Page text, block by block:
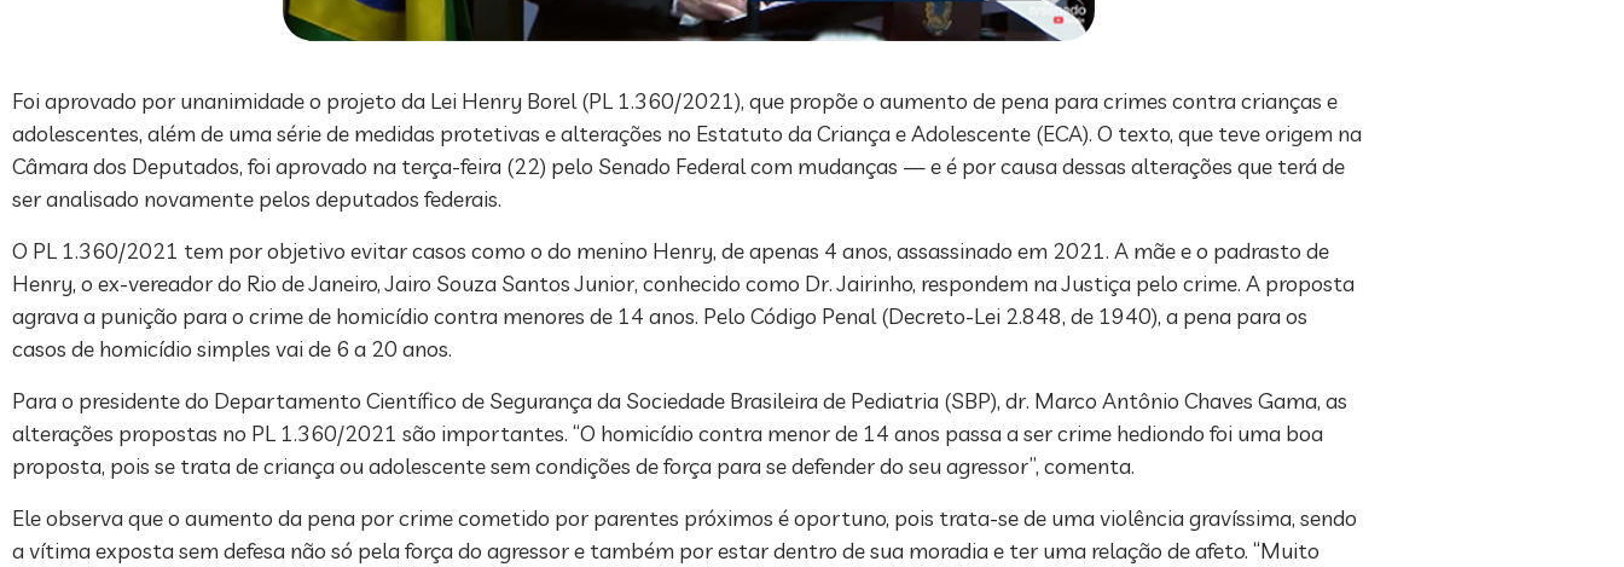
Foi aprovado por unanimidade o projeto da Lei Henry Borel (PL 1.360/2021), que propõe o aumento de pena para crimes contra crianças e
adolescentes, além de uma série de medidas protetivas e alterações no Estatuto da Criança e Adolescente (ECA). O texto, que teve origem na
Câmara dos Deputados, foi aprovado na terça-feira (22) pelo Senado Federal com mudanças — e é por causa dessas alterações que terá de
ser analisado novamente pelos deputados federais.
O PL 1.360/2021 tem por objetivo evitar casos como o do menino Henry, de apenas 4 anos, assassinado em 2021. A mãe e o padrasto de
Henry, o ex-vereador do Rio de Janeiro, Jairo Souza Santos Junior, conhecido como Dr. Jairinho, respondem na Justiça pelo crime. A proposta
agrava a punição para o crime de homicídio contra menores de 14 anos. Pelo Código Penal (Decreto-Lei 2.848, de 1940), a pena para os
casos de homicídio simples vai de 6 a 20 anos.
Para o presidente do Departamento Científico de Segurança da Sociedade Brasileira de Pediatria (SBP), dr. Marco Antônio Chaves Gama, as
alterações propostas no PL 1.360/2021 são importantes. “O homicídio contra menor de 14 anos passa a ser crime hediondo foi uma boa
proposta, pois se trata de criança ou adolescente sem condições de força para se defender do seu agressor”, comenta.
Ele observa que o aumento da pena por crime cometido por parentes próximos é oportuno, pois trata-se de uma violência gravíssima, sendo
a vítima exposta sem defesa não só pela força do agressor e também por estar dentro de sua moradia e ter uma relação de afeto. “Muito